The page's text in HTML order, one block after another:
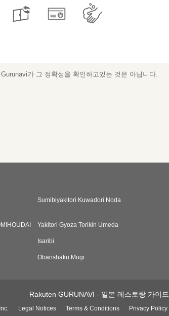
가 그 정확성을 확인하고있는 것은 아닙니다.
Sumibiyakitori Kuwadori Noda
Yakitori Gyoza Torikin Umeda
Isaribi
Obanshaku Mugi
Rakuten GURUNAVI - 일본 레스토랑 가이드
Legal Notices Terms & Conditions Privacy Policy